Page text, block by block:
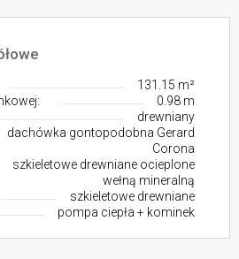
131.15 m²
0.98 m
drewniany
dachówka gontopodobna Gerard
Corona
szkieletowe drewniane ocieplone
wełną mineralną
szkieletowe drewniane
pompa ciepła + kominek